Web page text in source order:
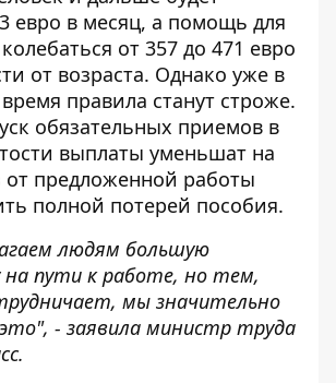
евро в месяц, а помощь для
от 357 до 471 евро
от возраста. Однако уже в
правила станут строже.
обязательных приемов в
выплаты уменьшат на
от предложенной работы
полной потерей пособия.
людям большую
на пути к работе, но тем,
мы значительно
- заявила министр труда